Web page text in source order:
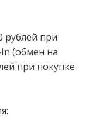
рублей при
(обмен на
при покупке